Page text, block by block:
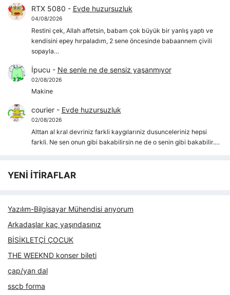
RTX 5080 - Evde huzursuzluk
04/08/2026
Restini çek, Allah affetsin, babam çok büyük bir yanlış yaptı ve
kendisini epey hırpaladım, 2 sene öncesinde babaannem çivili
sopayla…
İpucu - Ne senle ne de sensiz yaşanmıyor
02/08/2026
Makine
courier- Evde huzursuzluk
02/08/2026
Alttan al kral devriniz farkli kaygılarıniz dusunceleriniz hepsi
farkli. Ne sen onun gibi bakabilirsin ne de o senin gibi bakabilir.…
YENİ İTİRAFLAR
Yazılım-Bilgisayar Mühendisi arıyorum
Arkadaşlar kaç yaşındasınız
BİSİKLETÇİ ÇOCUK
THE WEEKND konser bileti
çap/yan dal
sscb forma